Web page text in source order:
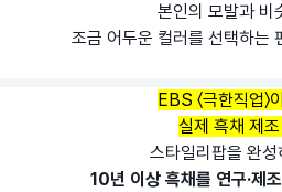
본인의 모발과 비
조금 어두운 컬러를 선택하는
EBS 〈극한직업〉
실제 흑채 제
스타일리팝을 완성
10년 이상 흑채를 연구·제